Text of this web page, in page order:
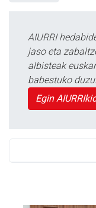
AIURRI
jaso eta
albisteak
babestuko duzu.
Egin